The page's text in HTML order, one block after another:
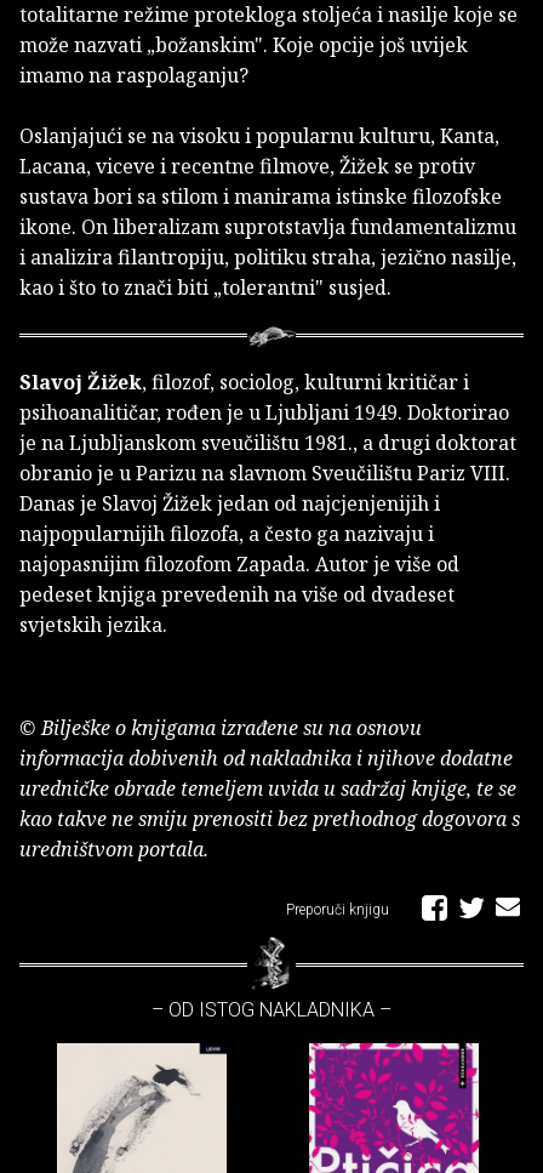
totalitarne režime protekloga stoljeća i nasilje koje se
može nazvati „božanskim". Koje opcije još uvijek
imamo na raspolaganju?
Oslanjajući se na visoku i popularnu kulturu, Kanta,
Lacana, viceve i recentne filmove, Žižek se protiv
sustava bori sa stilom i manirama istinske filozofske
ikone. On liberalizam suprotstavlja fundamentalizmu
i analizira filantropiju, politiku straha, jezično nasilje,
kao i što to znači biti „tolerantni" susjed.
Slavoj Žižek, filozof, sociolog, kulturni kritičar i
psihoanalitičar, rođen je u Ljubljani 1949. Doktorirao
je na Ljubljanskom sveučilištu 1981., a drugi doktorat
obranio je u Parizu na slavnom Sveučilištu Pariz VIII.
Danas je Slavoj Žižek jedan od najcjenjenijih i
najpopularnijih filozofa, a često ga nazivaju i
najopasnijim filozofom Zapada. Autor je više od
pedeset knjiga prevedenih na više od dvadeset
svjetskih jezika.
© Bilješke o knjigama izrađene su na osnovu
informacija dobivenih od nakladnika i njihove dodatne
uredničke obrade temeljem uvida u sadržaj knjige, te se
kao takve ne smiju prenositi bez prethodnog dogovora s
uredništvom portala.
Preporuči knjigu
– OD ISTOG NAKLADNIKA –